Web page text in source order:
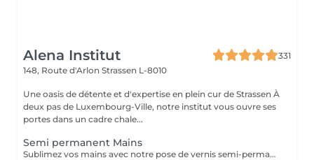
Alena Institut
331
148, Route d'Arlon Strassen L-8010
Une oasis de détente et d'expertise en plein cur de Strassen À
deux pas de Luxembourg-Ville, notre institut vous ouvre ses
portes dans un cadre chale...
Semi permanent Mains
Sublimez vos mains avec notre pose de vernis semi-permanent, pour un résultat parfait et durable jusqu'à 3 semaines. -Finition brillante et impeccable -Résistant aux chocs et aux éclats -Disponible dans une large palette de couleurs tendances Chaque séance comprend préparation de l'ongle, application soignée et finition professionnelle, pour des mains élégantes et parfaitement entretenues.